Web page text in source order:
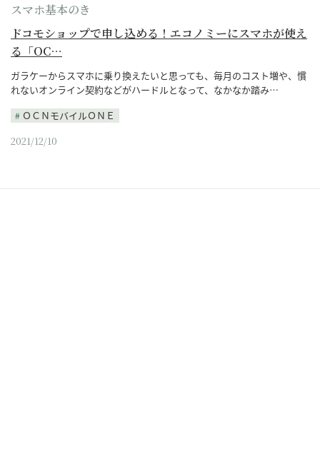
スマホ基本のき
ドコモショップで申し込める！エコノミーにスマホが使え
る「OC…
ガラケーからスマホに乗り換えたいと思っても、毎月のコスト増や、慣
れないオンライン契約などがハードルとなって、なかなか踏み…
ＯＣＮモバイルＯＮＥ
2021/12/10